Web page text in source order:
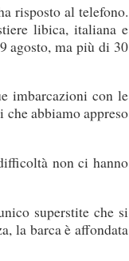
risposto al telefono.
libica, italiana e
agosto, ma più di 30
imbarcazioni con le
abbiamo appreso
non ci hanno
superstite che si
la barca è affondata